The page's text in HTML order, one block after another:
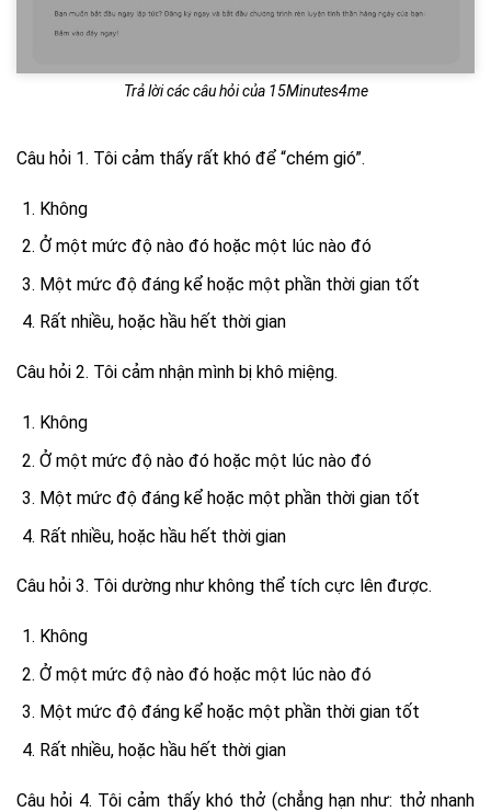
Trả lời các câu hỏi của 15Minutes4me
Câu hỏi 1. Tôi cảm thấy rất khó để “chém gió”.
Không
Ở một mức độ nào đó hoặc một lúc nào đó
Một mức độ đáng kể hoặc một phần thời gian tốt
Rất nhiều, hoặc hầu hết thời gian
Câu hỏi 2. Tôi cảm nhận mình bị khô miệng.
Không
Ở một mức độ nào đó hoặc một lúc nào đó
Một mức độ đáng kể hoặc một phần thời gian tốt
Rất nhiều, hoặc hầu hết thời gian
Câu hỏi 3. Tôi dường như không thể tích cực lên được.
Không
Ở một mức độ nào đó hoặc một lúc nào đó
Một mức độ đáng kể hoặc một phần thời gian tốt
Rất nhiều, hoặc hầu hết thời gian
Câu hỏi 4. Tôi cảm thấy khó thở (chẳng hạn như: thở nhanh